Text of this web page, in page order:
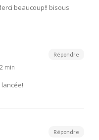
beaucoup!! bisous
min
lancée!
Répondre
Répondre